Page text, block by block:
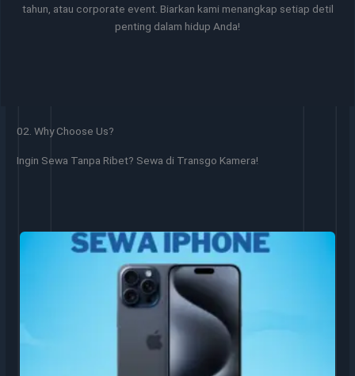
tahun, atau corporate event. Biarkan kami menangkap setiap detil
penting dalam hidup Anda!
02. Why Choose Us?
Ingin Sewa Tanpa Ribet? Sewa di Transgo Kamera!